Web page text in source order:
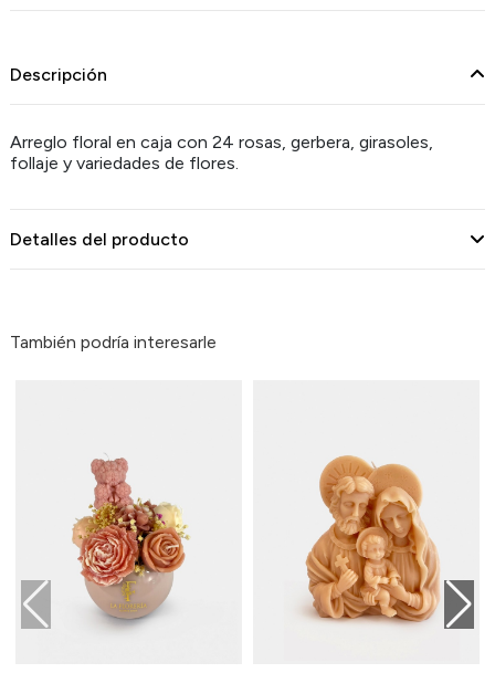
Descripción
Arreglo floral en caja con 24 rosas, gerbera, girasoles,
follaje y variedades de flores.
Detalles del producto
También podría interesarle